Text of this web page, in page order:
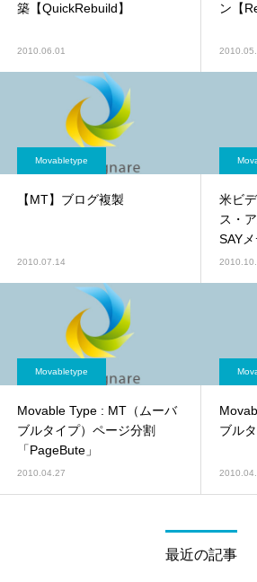
築【QuickRebuild】
2010.06.01
ン【
Movabletype
【MT】ブログ複製
2010.07.14
米ビ
ス・
SAY
Movabletype
Movable Type : MT（ムーバ
ブルタイプ）ページ分割
「PageBute」
2010.04.27
ブル
最近の記事